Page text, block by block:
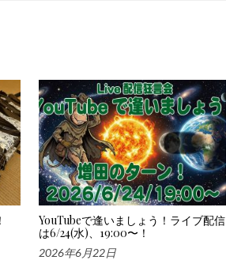
YouTubeで逢いましょう！ライブ配信
は6/24(水)、19:00〜！
2026年6月22日